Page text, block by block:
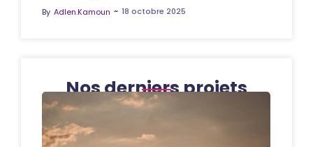
By Adlen.Kamoun ~ 18 octobre 2025
Nos derniers projets